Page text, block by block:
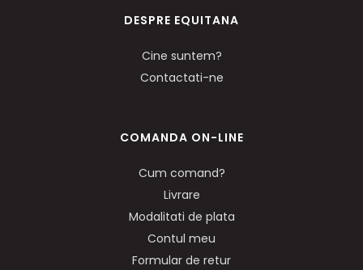
DESPRE EQUITANA
Cine suntem?
Contactati-ne
COMANDA ON-LINE
Cum comand?
Livrare
Modalitati de plata
Contul meu
Formular de retur